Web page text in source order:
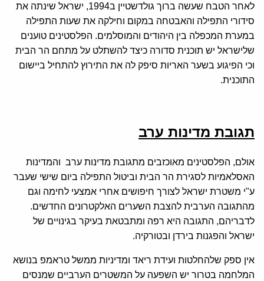
לאחר הטבח שעשה ברוך גולדשטיין ב1994, ישראל שינתה את
סידורי התפילה והאבטחה במקום וחילקה את שעות התפילה
במערת המכפלה בין היהודים והמוסלמים. הפלסטינים טוענים
שלישראל יש תוכנית סדורה כיצד להשתלט על מתחם הר הבית
וכי הפיגוע בשער האריות סיפק לה את התירוץ להתחיל ביישום
התוכנית.
תגובת מדינות ערב
אולם, הפלסטינים מאוכזבים מתגובת מדינות ערב והמדינות
האסלאמיות לסגירת הר הבית וביטול התפילה ביום שישי שעבר
ע"י משטרת ישראל לצורך חיפושים אחרי אמצעי לחימה וגם
מהתגובה הערבית להצבת השערים האלקטרונים החדשים.
לדבריהם, התגובה היא רפה ומתבטאת בעיקר בגינויים של
ישראל והפגנות בירדן ובטורקיה.
אין ספק שלהחלטות ועידת ריאד ומדיניות ממשל טראמפ בנושא
המלחמה בטרור יש השפעה על המשטרים הערביים שמנסים